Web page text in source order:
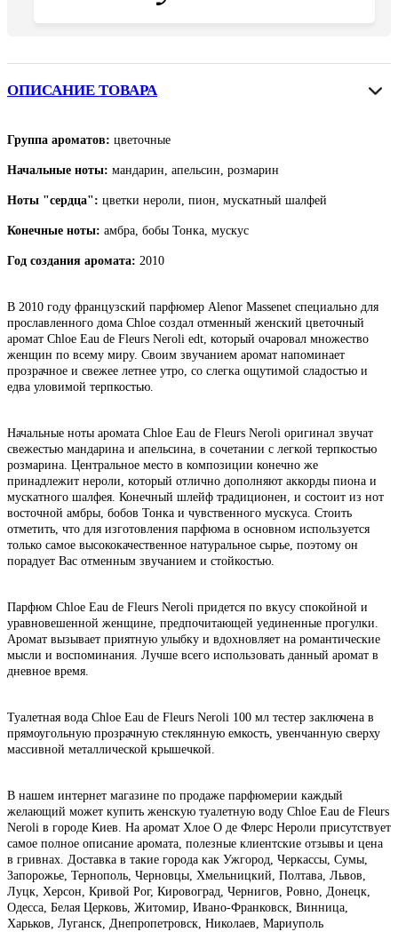
ОПИСАНИЕ ТОВАРА
Группа ароматов: цветочные
Начальные ноты: мандарин, апельсин, розмарин
Ноты "сердца": цветки нероли, пион, мускатный шалфей
Конечные ноты: амбра, бобы Тонка, мускус
Год создания аромата: 2010
В 2010 году французский парфюмер Alenor Massenet специально для
прославленного дома Chloe создал отменный женский цветочный
аромат Chloe Eau de Fleurs Neroli edt, который очаровал множество
женщин по всему миру. Своим звучанием аромат напоминает
прозрачное и свежее летнее утро, со слегка ощутимой сладостью и
едва уловимой терпкостью.
Начальные ноты аромата Chloe Eau de Fleurs Neroli оригинал звучат
свежестью мандарина и апельсина, в сочетании с легкой терпкостью
розмарина. Центральное место в композиции конечно же
принадлежит нероли, который отлично дополняют аккорды пиона и
мускатного шалфея. Конечный шлейф традиционен, и состоит из нот
восточной амбры, бобов Тонка и чувственного мускуса. Стоить
отметить, что для изготовления парфюма в основном используется
только самое высококачественное натуральное сырье, поэтому он
порадует Вас отменным звучанием и стойкостью.
Парфюм Chloe Eau de Fleurs Neroli придется по вкусу спокойной и
уравновешенной женщине, предпочитающей уединенные прогулки.
Аромат вызывает приятную улыбку и вдохновляет на романтические
мысли и воспоминания. Лучше всего использовать данный аромат в
дневное время.
Туалетная вода Chloe Eau de Fleurs Neroli 100 мл тестер заключена в
прямоугольную прозрачную стеклянную емкость, увенчанную сверху
массивной металлической крышечкой.
В нашем интернет магазине по продаже парфюмерии каждый
желающий может купить женскую туалетную воду Chloe Eau de Fleurs
Neroli в городе Киев. На аромат Хлое О де Флерс Нероли присутствует
самое полное описание аромата, полезные клиентские отзывы и цена
в гривнах. Доставка в такие города как Ужгород, Черкассы, Сумы,
Запорожье, Тернополь, Черновцы, Хмельницкий, Полтава, Львов,
Луцк, Херсон, Кривой Рог, Кировоград, Чернигов, Ровно, Донецк,
Одесса, Белая Церковь, Житомир, Ивано-Франковск, Винница,
Харьков, Луганск, Днепропетровск, Николаев, Мариуполь